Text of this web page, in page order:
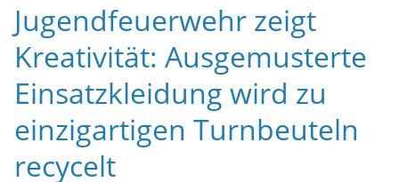
Jugendfeuerwehr zeigt
Kreativität: Ausgemusterte
Einsatzkleidung wird zu
einzigartigen Turnbeuteln
recycelt